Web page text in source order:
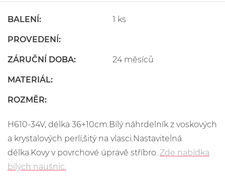
BALENÍ: 1 ks
PROVEDENÍ:
ZÁRUČNÍ DOBA: 24 měsíců
MATERIÁL:
ROZMĚR:
H610-34V, délka 36+10cm.Bílý náhrdelník z voskových
a krystalových perlí,šitý na vlasci.Nastavitelná
délka.Kovy v povrchové úpravě stříbro. Zde nabídka
bílých naušnic.